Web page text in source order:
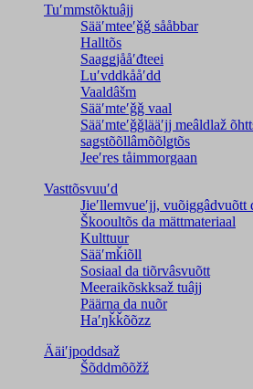
Tuʹmmstõktuâjj
Sääʹmteeʹǧǧ sååbbar
Halltõs
Saaǥǥjååʹđteei
Luʹvddkååʹdd
Vaaldâšm
Sääʹmteʹǧǧ vaal
Sääʹmteʹǧǧlääʹjj meâldlaž
saǥstõõllâmõõlǥtõs
Jeeʹres tåimmorgaan
Vasttõsvuuʹd
Jieʹllemvueʹjj, vuõiggâdvuõtt
Škooultõs da mättmateriaal
Kulttuur
Sääʹmǩiõll
Sosiaal da tiõrvâsvuõtt
Meeraikõskksaž tuâjj
Päärna da nuõr
Haʹŋǩǩõõzz
Ääiʹjpoddsaž
Šõddmõõžž